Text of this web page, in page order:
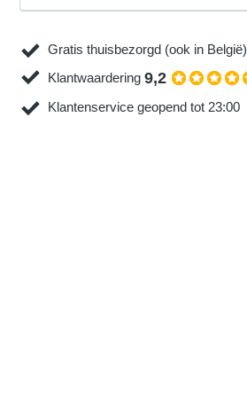
Gratis thuisbezorgd (ook in België)
Klantwaardering 9,2
Klantenservice geopend tot 23:00